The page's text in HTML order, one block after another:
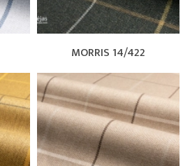
MORRIS 14/422